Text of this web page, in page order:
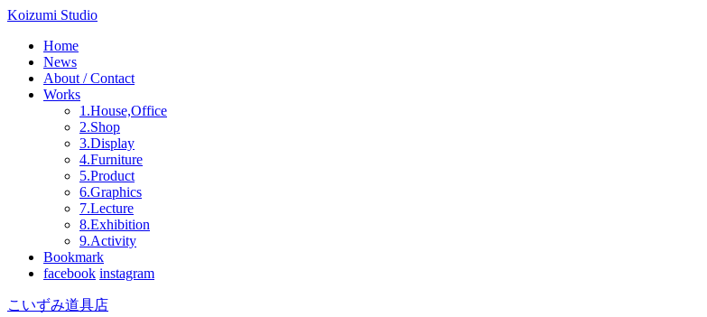
Koizumi Studio
Home
News
About / Contact
Works
1.House,Office
2.Shop
3.Display
4.Furniture
5.Product
6.Graphics
7.Lecture
8.Exhibition
9.Activity
Bookmark
facebook instagram
こいずみ道具店